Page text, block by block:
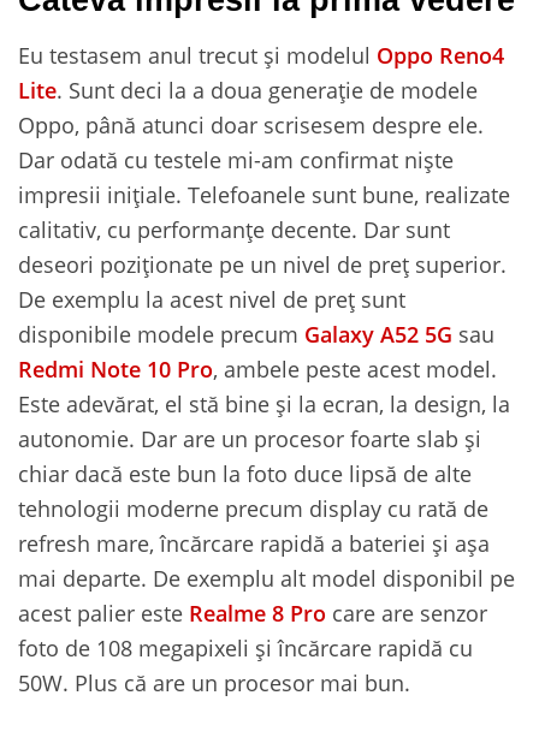
Eu testasem anul trecut și modelul Oppo Reno4
Lite. Sunt deci la a doua generație de modele
Oppo, până atunci doar scrisesem despre ele.
Dar odată cu testele mi-am confirmat niște
impresii inițiale. Telefoanele sunt bune, realizate
calitativ, cu performanțe decente. Dar sunt
deseori poziționate pe un nivel de preț superior.
De exemplu la acest nivel de preț sunt
disponibile modele precum Galaxy A52 5G sau
Redmi Note 10 Pro, ambele peste acest model.
Este adevărat, el stă bine și la ecran, la design, la
autonomie. Dar are un procesor foarte slab și
chiar dacă este bun la foto duce lipsă de alte
tehnologii moderne precum display cu rată de
refresh mare, încărcare rapidă a bateriei și așa
mai departe. De exemplu alt model disponibil pe
acest palier este Realme 8 Pro care are senzor
foto de 108 megapixeli și încărcare rapidă cu
50W. Plus că are un procesor mai bun.